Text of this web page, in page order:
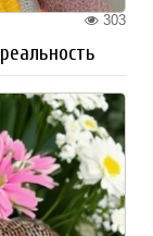
303